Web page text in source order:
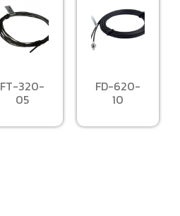
FT-320-
05
FD-620-
10